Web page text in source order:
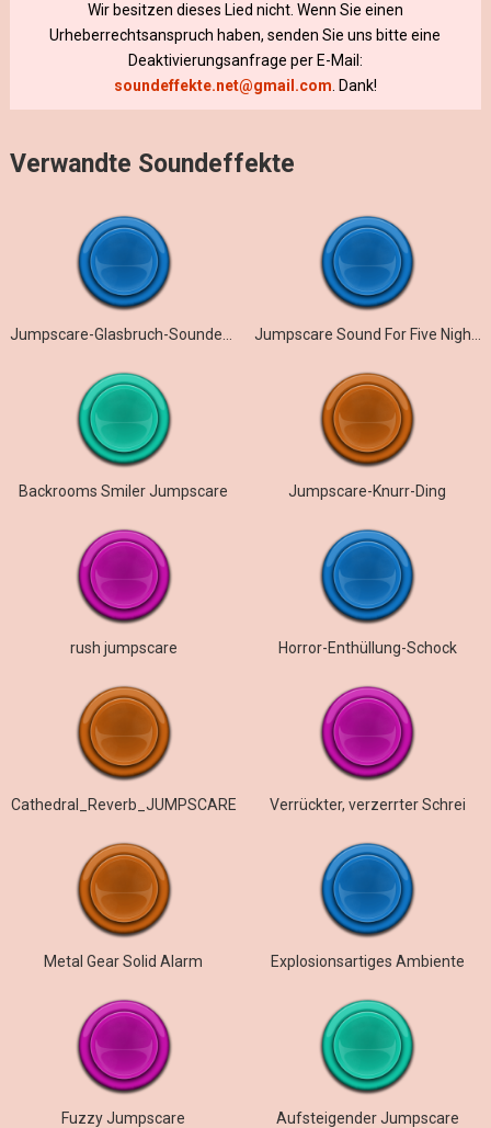
Wir besitzen dieses Lied nicht. Wenn Sie einen
Urheberrechtsanspruch haben, senden Sie uns bitte eine
Deaktivierungsanfrage per E-Mail:
soundeffekte.net@gmail.com . Dank!
Verwandte Soundeffekte
Backrooms Smiler Jumpscare Jumpscare-Knurr-Ding
rush jumpscare Horror-Enthüllung-Schock
Cathedral_Reverb_JUMPSCARE Verrückter, verzerrter Schrei
Metal Gear Solid Alarm Explosionsartiges Ambiente
Fuzzy Jumpscare Aufsteigender Jumpscare